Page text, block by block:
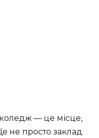
— це місце,
не просто заклад